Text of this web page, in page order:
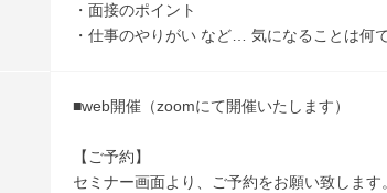
・面接のポイント
・仕事のやりがい など… 気になることは何
■web開催（zoomにて開催いたします）
【ご予約】
セミナー画面より、ご予約をお願い致します。